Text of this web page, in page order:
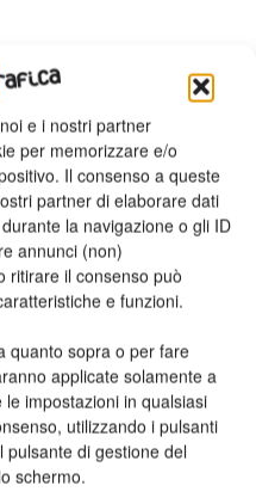
e i nostri partner
per memorizzare e/o
Il consenso a queste
partner di elaborare dati
la navigazione o gli ID
annunci (non)
ritirare il consenso può
e funzioni.
quanto sopra o per fare
applicate solamente a
impostazioni in qualsiasi
utilizzando i pulsanti
pulsante di gestione del
schermo.
di OKI. La soluzione a
OKI toner LED, si
copia ma anche al
bisogno di realizzare
etichette di elevata qualità.
evoluzione delle piccole
– spiega Romano
e la rapidità nel
hanno portato OKI ad
anche dispositivi
, intercettando le
del retail, in cui